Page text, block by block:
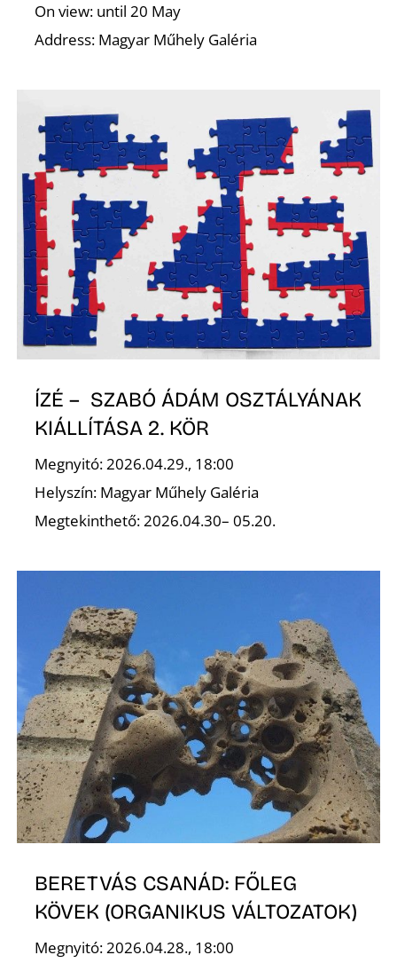
On view: until 20 May
Address: Magyar Műhely Galéria
ÍZÉ – SZABÓ ÁDÁM OSZTÁLYÁNAK
KIÁLLÍTÁSA 2. KÖR
Megnyitó: 2026.04.29., 18:00
Helyszín: Magyar Műhely Galéria
Megtekinthető: 2026.04.30– 05.20.
BERETVÁS CSANÁD: FŐLEG
KÖVEK (ORGANIKUS VÁLTOZATOK)
Megnyitó: 2026.04.28., 18:00